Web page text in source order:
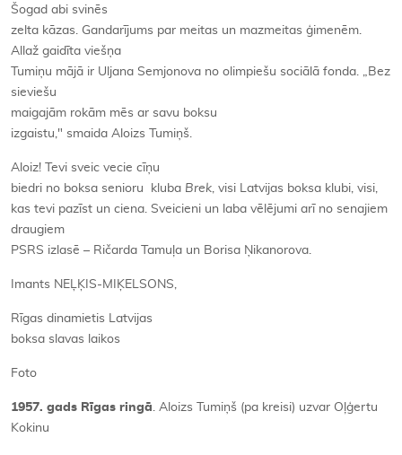
Šogad abi svinēs
zelta kāzas. Gandarījums par meitas un mazmeitas ģimenēm.
Allaž gaidīta viešņa
Tumiņu mājā ir Uljana Semjonova no olimpiešu sociālā fonda. „Bez
sieviešu
maigajām rokām mēs ar savu boksu
izgaistu," smaida Aloizs Tumiņš.
Aloiz! Tevi sveic vecie cīņu
biedri no boksa senioru kluba Brek, visi Latvijas boksa klubi, visi,
kas tevi pazīst un ciena. Sveicieni un laba vēlējumi arī no senajiem
draugiem
PSRS izlasē – Ričarda Tamuļa un Borisa Ņikanorova.
Imants NEĻĶIS-MIĶELSONS,
Rīgas dinamietis Latvijas
boksa slavas laikos
Foto
1957. gads Rīgas ringā. Aloizs Tumiņš (pa kreisi) uzvar Oļģertu
Kokinu